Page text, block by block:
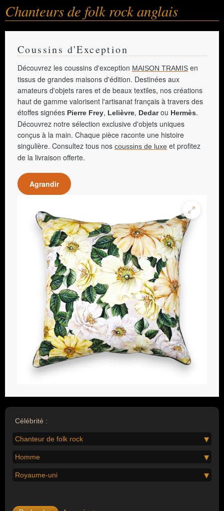
Chanteurs de folk rock anglais
Coussins d'Exception
Découvrez les coussins d'exception MAISON TRAMIS en
tissus de grandes maisons d'édition. Destinées aux
amateurs d'objets rares et de beaux textiles, nos créations
haut de gamme valorisent l'artisanat français à travers des
étoffes signées Pierre Frey, Lelièvre, Dedarou Hermès.
Découvrez notre sélection exclusive d'objets uniques
conçus à la main. Chaque pièce raconte une histoire
singulière. Consultez tous nos coussins de luxe et profitez
de la livraison offerte.
Agrandir
Célébrité :
Chanteur de folk rock
Homme
Royaume-uni